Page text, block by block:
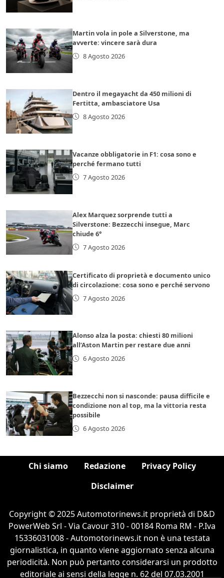
Martin vola in pole a Silverstone, ma
avverte: vincere sarà dura
8 Agosto 2026
Dentro il megayacht da 450 milioni di
Fertitta, ambasciatore Usa
8 Agosto 2026
Vacanze obbligatorie in F1: cosa sono e
perché fermano tutti
7 Agosto 2026
Alex Marquez sorprende tutti a
Silverstone: Bezzecchi insegue, Marc
chiude 6°
7 Agosto 2026
Certificato di proprietà e documento unico
di circolazione: cosa sono e perché servono
7 Agosto 2026
Alonso alza la posta: chiesti 80 milioni
all’Aston Martin per restare due anni
6 Agosto 2026
Bezzecchi non si nasconde: pausa difficile e
condizione non al top, ma la vittoria resta
possibile
6 Agosto 2026
Chi siamo Redazione
Privacy Policy
Disclaimer
Copyright © 2025 Automotorinews.it proprietà di D&D
PowerWeb Srl - Via Cavour 310 - 00184 Roma RM - P.Iva
15336031008 - Automotorinews.it non è una testata
giornalistica, in quanto viene aggiornato senza alcuna
periodicità. Non può pertanto considerarsi un prodotto
editoriale ai sensi della legge n. 62 del 07.03.2001